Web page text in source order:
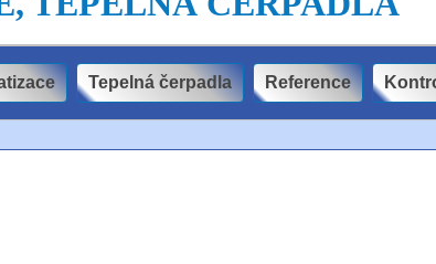
Tepelná čerpadla Reference